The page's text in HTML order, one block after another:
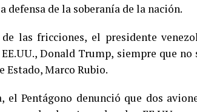
defensa de la soberanía de la nación.
de las fricciones, el presidente
Donald Trump, siempre que
Estado, Marco Rubio.
el Pentágono denunció que dos